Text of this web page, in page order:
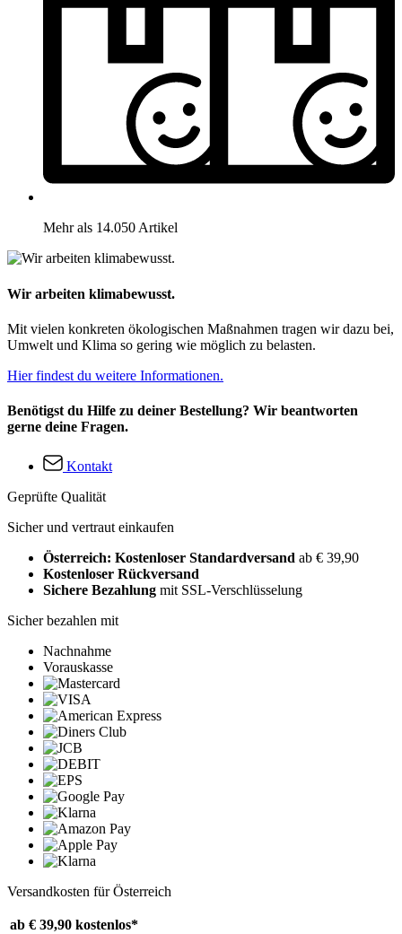
Mehr als 14.050 Artikel
Wir arbeiten klimabewusst.
Mit vielen konkreten ökologischen Maßnahmen tragen wir dazu bei,
Umwelt und Klima so gering wie möglich zu belasten.
Hier findest du weitere Informationen.
Benötigst du Hilfe zu deiner Bestellung? Wir beantworten
gerne deine Fragen.
Kontakt
Geprüfte Qualität
Sicher und vertraut einkaufen
Österreich: Kostenloser Standardversand ab € 39,90
Kostenloser Rückversand
Sichere Bezahlung mit SSL-Verschlüsselung
Sicher bezahlen mit
Nachnahme
Vorauskasse
Versandkosten für Österreich
ab € 39,90 kostenlos*